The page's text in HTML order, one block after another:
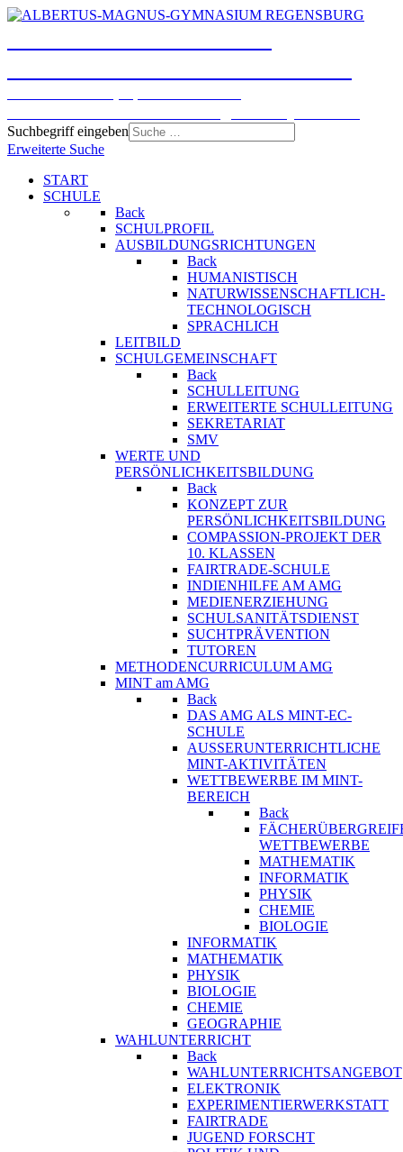
Suchbegriff eingeben
Erweiterte Suche
START
SCHULE
Back
SCHULPROFIL
AUSBILDUNGSRICHTUNGEN
Back
HUMANISTISCH
NATURWISSENSCHAFTLICH-
TECHNOLOGISCH
SPRACHLICH
LEITBILD
SCHULGEMEINSCHAFT
Back
SCHULLEITUNG
ERWEITERTE SCHULLEITUNG
SEKRETARIAT
SMV
WERTE UND
PERSÖNLICHKEITSBILDUNG
Back
KONZEPT ZUR
PERSÖNLICHKEITSBILDUNG
COMPASSION-PROJEKT DER
10. KLASSEN
FAIRTRADE-SCHULE
INDIENHILFE AM AMG
MEDIENERZIEHUNG
SCHULSANITÄTSDIENST
SUCHTPRÄVENTION
TUTOREN
METHODENCURRICULUM AMG
MINT am AMG
Back
DAS AMG ALS MINT-EC-
SCHULE
AUSSERUNTERRICHTLICHE
MINT-AKTIVITÄTEN
WETTBEWERBE IM MINT-
BEREICH
Back
WETTBEWERBE
MATHEMATIK
INFORMATIK
PHYSIK
CHEMIE
BIOLOGIE
INFORMATIK
MATHEMATIK
PHYSIK
BIOLOGIE
CHEMIE
GEOGRAPHIE
WAHLUNTERRICHT
Back
WAHLUNTERRICHTSANGEBOT
ELEKTRONIK
EXPERIMENTIERWERKSTATT
FAIRTRADE
JUGEND FORSCHT